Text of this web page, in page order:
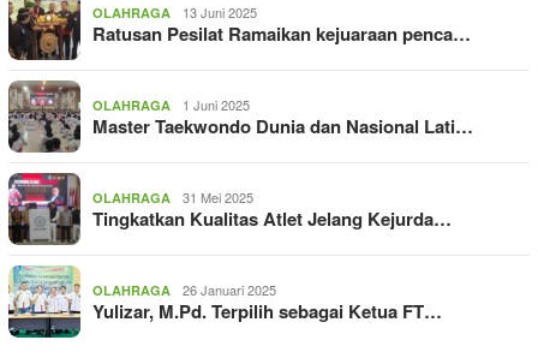
OLAHRAGA 13 Juni 2025
Ratusan Pesilat Ramaikan kejuaraan penca…
OLAHRAGA 1 Juni 2025
Master Taekwondo Dunia dan Nasional Lati…
OLAHRAGA 31 Mei 2025
Tingkatkan Kualitas Atlet Jelang Kejurda…
OLAHRAGA 26 Januari 2025
Yulizar, M.Pd. Terpilih sebagai Ketua FT…